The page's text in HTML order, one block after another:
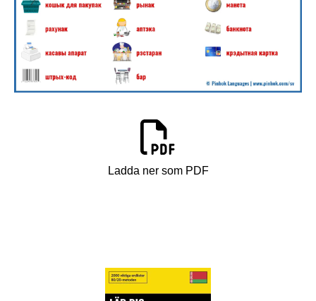
Ladda ner som PDF